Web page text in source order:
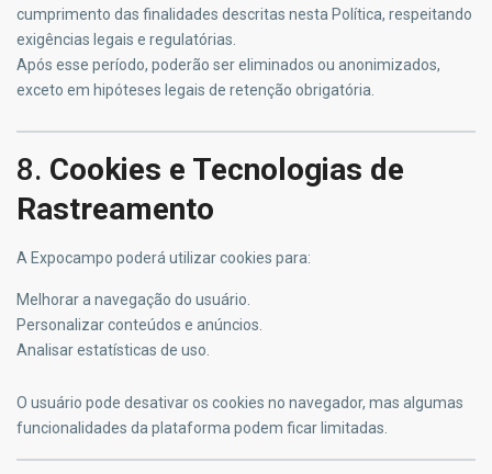
cumprimento das finalidades descritas nesta Política, respeitando
exigências legais e regulatórias.
Após esse período, poderão ser eliminados ou anonimizados,
exceto em hipóteses legais de retenção obrigatória.
8. Cookies e Tecnologias de
Rastreamento
A Expocampo poderá utilizar cookies para:
Melhorar a navegação do usuário.
Personalizar conteúdos e anúncios.
Analisar estatísticas de uso.
O usuário pode desativar os cookies no navegador, mas algumas
funcionalidades da plataforma podem ficar limitadas.